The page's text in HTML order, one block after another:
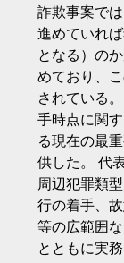
詐欺事案で
進めていれ
となる）の
めており、
されている
手時点に関
る現在の最
供した。 代
周辺犯罪類
行の着手、
等の広範囲
とともに実